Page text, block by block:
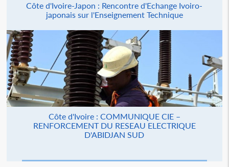
Côte d'Ivoire-Japon : Rencontre d'Echange Ivoiro-
japonais sur l'Enseignement Technique
Côte d'Ivoire : COMMUNIQUE CIE –
RENFORCEMENT DU RESEAU ELECTRIQUE
D'ABIDJAN SUD